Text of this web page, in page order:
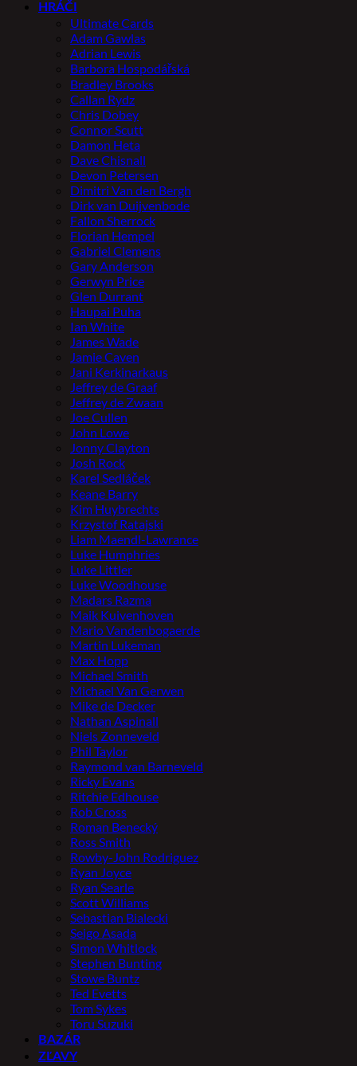
HRÁČI
Ultimate Cards
Adam Gawlas
Adrian Lewis
Barbora Hospodářská
Bradley Brooks
Callan Rydz
Chris Dobey
Connor Scutt
Damon Heta
Dave Chisnall
Devon Petersen
Dimitri Van den Bergh
Dirk van Duijvenbode
Fallon Sherrock
Florian Hempel
Gabriel Clemens
Gary Anderson
Gerwyn Price
Glen Durrant
Haupai Puha
Ian White
James Wade
Jamie Caven
Jani Kerkinarkaus
Jeffrey de Graaf
Jeffrey de Zwaan
Joe Cullen
John Lowe
Jonny Clayton
Josh Rock
Karel Sedláček
Keane Barry
Kim Huybrechts
Krzystof Ratajski
Liam Maendl-Lawrance
Luke Humphries
Luke Littler
Luke Woodhouse
Madars Razma
Maik Kuivenhoven
Mario Vandenbogaerde
Martin Lukeman
Max Hopp
Michael Smith
Michael Van Gerwen
Mike de Decker
Nathan Aspinall
Niels Zonneveld
Phil Taylor
Raymond van Barneveld
Ricky Evans
Ritchie Edhouse
Rob Cross
Roman Benecký
Ross Smith
Rowby-John Rodriguez
Ryan Joyce
Ryan Searle
Scott Williams
Sebastian Bialecki
Seigo Asada
Simon Whitlock
Stephen Bunting
Stowe Buntz
Ted Evetts
Tom Sykes
Toru Suzuki
BAZÁR
ZĽAVY